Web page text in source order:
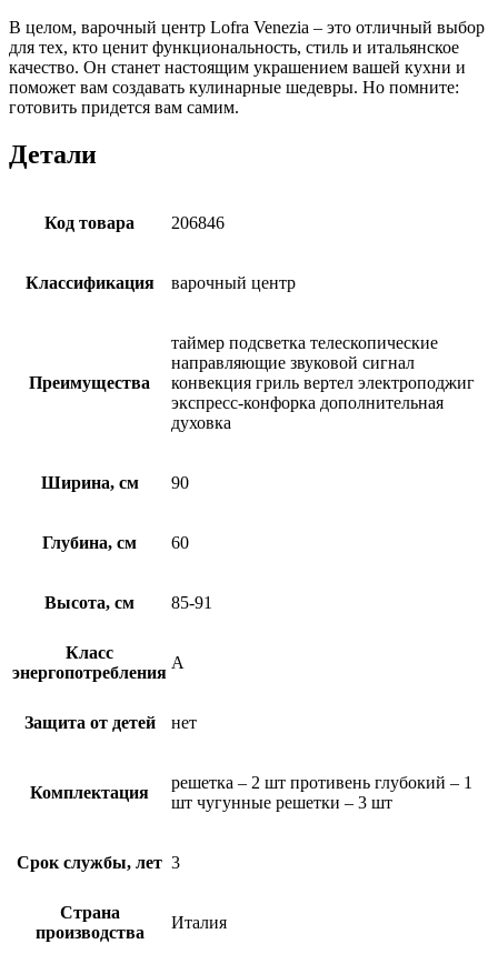
В целом, варочный центр Lofra Venezia – это отличный выбор
для тех, кто ценит функциональность, стиль и итальянское
качество. Он станет настоящим украшением вашей кухни и
поможет вам создавать кулинарные шедевры. Но помните:
готовить придется вам самим.
Детали
Код товара 206846
Классификация варочный центр
Преимущества
таймер подсветка телескопические
направляющие звуковой сигнал
конвекция гриль вертел электроподжиг
экспресс-конфорка дополнительная
духовка
Ширина, см 90
Глубина, см 60
Высота, см 85-91
Класс
энергопотребления
A
Защита от детей нет
Комплектация
решетка – 2 шт противень глубокий – 1
шт чугунные решетки – 3 шт
Срок службы, лет 3
Страна
производства
Италия